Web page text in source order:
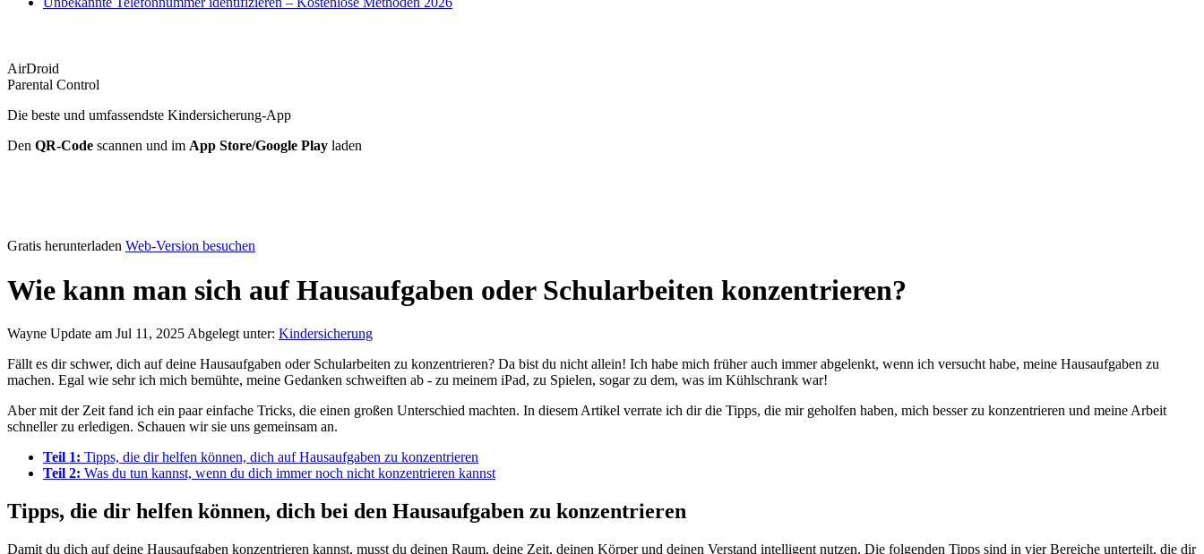
AirDroid
Parental Control
Die beste und umfassendste Kindersicherung-App
Den QR-Code scannen und im App Store/Google Play laden
Gratis herunterladen Web-Version besuchen
Wie kann man sich auf Hausaufgaben oder Schularbeiten konzentrieren?
Wayne Update am Jul 11, 2025 Abgelegt unter: Kindersicherung
Fällt es dir schwer, dich auf deine Hausaufgaben oder Schularbeiten zu konzentrieren? Da bist du nicht allein! Ich habe mich früher auch immer abgelenkt, wenn ich versucht habe, meine Hausaufgaben zu
machen. Egal wie sehr ich mich bemühte, meine Gedanken schweiften ab - zu meinem iPad, zu Spielen, sogar zu dem, was im Kühlschrank war!
Aber mit der Zeit fand ich ein paar einfache Tricks, die einen großen Unterschied machten. In diesem Artikel verrate ich dir die Tipps, die mir geholfen haben, mich besser zu konzentrieren und meine Arbeit
schneller zu erledigen. Schauen wir sie uns gemeinsam an.
Teil 1: Tipps, die dir helfen können, dich auf Hausaufgaben zu konzentrieren
Teil 2: Was du tun kannst, wenn du dich immer noch nicht konzentrieren kannst
Tipps, die dir helfen können, dich bei den Hausaufgaben zu konzentrieren
Damit du dich auf deine Hausaufgaben konzentrieren kannst, musst du deinen Raum, deine Zeit, deinen Körper und deinen Verstand intelligent nutzen. Die folgenden Tipps sind in vier Bereiche unterteilt, die dir